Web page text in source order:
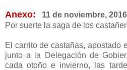
Anexo:
11 de noviembre, 2016
Por suerte la saga de los
El carrito de castañas, apostado
junto a la Delegación de
cada otoño e invierno, las